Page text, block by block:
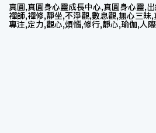
真圓,真圓身心靈成長中心,真圓身心靈,
禪師,禪修,靜坐,不淨觀,數息觀,無心三昧
專注,定力,觀心,煩惱,修行,靜心,瑜伽,人